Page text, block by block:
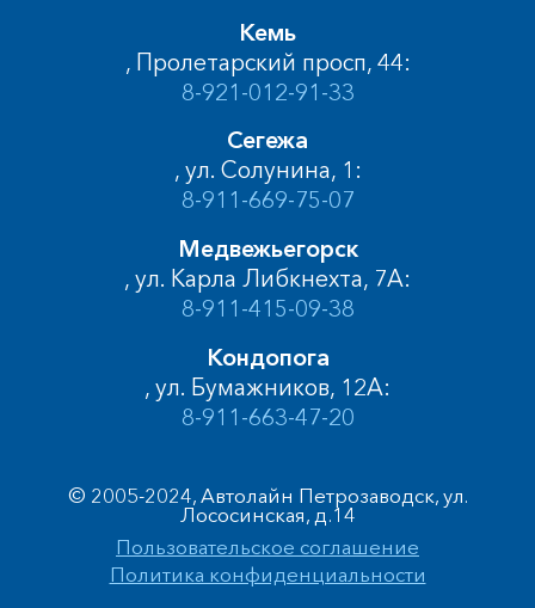
Кемь
, Пролетарский просп, 44:
8-921-012-91-33
Сегежа
, ул. Солунина, 1:
8-911-669-75-07
Медвежьегорск
, ул. Карла Либкнехта, 7А:
8-911-415-09-38
Кондопога
, ул. Бумажников, 12А:
8-911-663-47-20
© 2005-2024, Автолайн Петрозаводск, ул.
Лососинская, д.14
Пользовательское соглашение
Политика конфиденциальности